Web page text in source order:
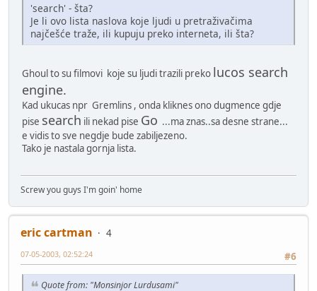
'search' - šta?
Je li ovo lista naslova koje ljudi u pretraživačima
najčešće traže, ili kupuju preko interneta, ili šta?
Ghoul to su filmovi koje su ljudi trazili preko lucos search
engine.
Kad ukucas npr Gremlins , onda kliknes ono dugmence gdje
pise search ili nekad pise Go ...ma znas..sa desne strane...
e vidis to sve negdje bude zabiljezeno.
Tako je nastala gornja lista.
Screw you guys I'm goin' home
eric cartman
4
#6
07-05-2003, 02:52:24
Quote from: "Monsinjor Lurdusami"